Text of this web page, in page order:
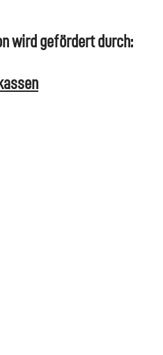
wird gefördert durch: